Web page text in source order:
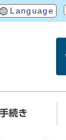
Language
続き